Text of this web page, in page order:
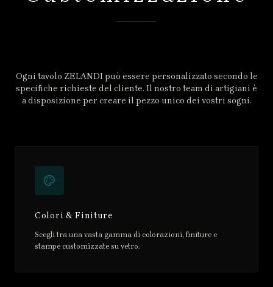
Ogni tavolo ZELANDI può essere personalizzato secondo le
specifiche richieste del cliente. Il nostro team di artigiani è
a disposizione per creare il pezzo unico dei vostri sogni.
Colori & Finiture
Scegli tra una vasta gamma di colorazioni, finiture e
stampe customizzate su vetro.